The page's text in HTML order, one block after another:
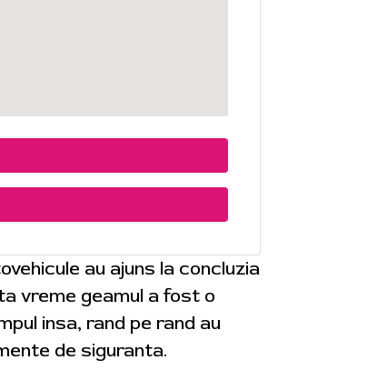
au ajuns la concluzia
vreme geamul a fost o
insa, rand pe rand au
de siguranta.